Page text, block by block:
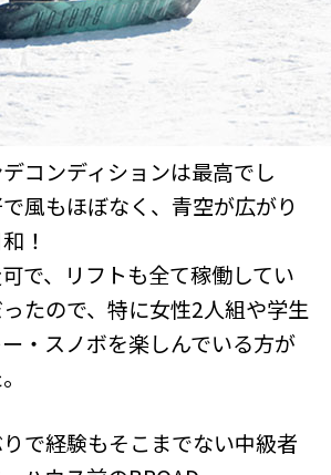
コンディションは最高でし
風もほぼなく、青空が広がり
！
で、リフトも全て稼働してい
たので、特に女性2人組や学生
・スノボを楽しんでいる方が
で経験もそこまでない中級者